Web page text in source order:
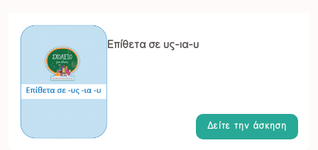
Επίθετα σε υς-ια-υ
Δείτε την άσκηση